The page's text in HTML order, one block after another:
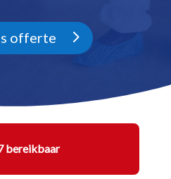
offerte
bereikbaar